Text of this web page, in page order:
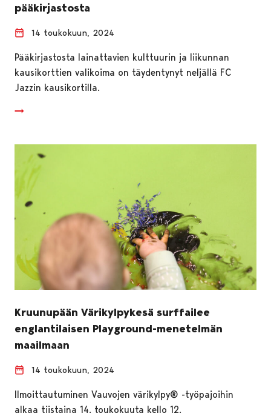
pääkirjastosta
14 toukokuun, 2024
Pääkirjastosta lainattavien kulttuurin ja liikunnan
kausikorttien valikoima on täydentynyt neljällä FC
Jazzin kausikortilla.
Kruunupään Värikylpykesä surffailee
englantilaisen Playground-menetelmän
maailmaan
14 toukokuun, 2024
Ilmoittautuminen Vauvojen värikylpy® -työpajoihin
alkaa tiistaina 14. toukokuuta kello 12.